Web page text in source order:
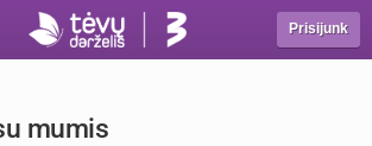
Prisijunk
mumis